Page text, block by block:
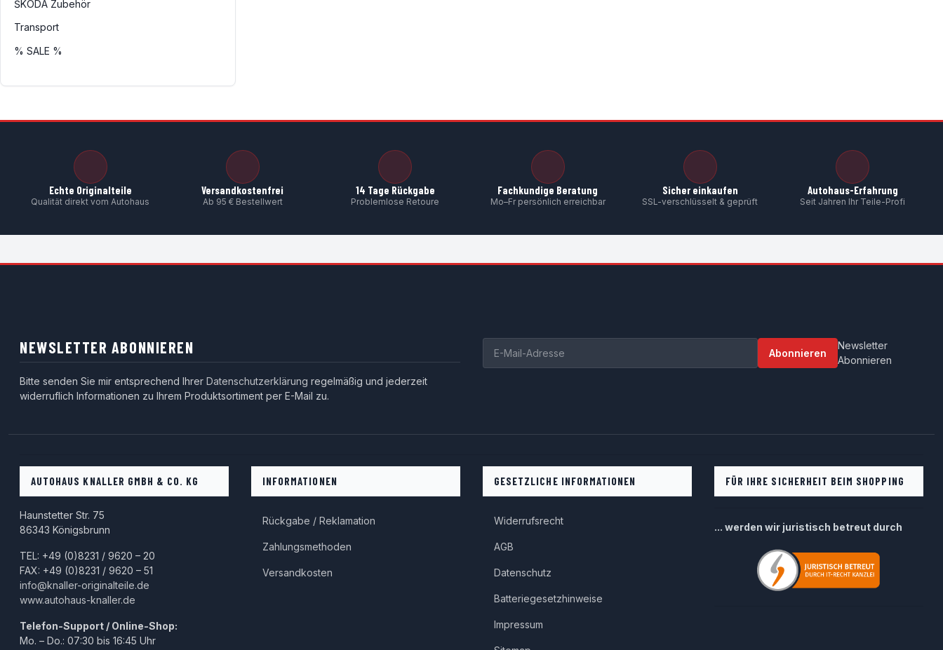
ŠKODA Zubehör
Transport
% SALE %
Echte Originalteile
Qualität direkt vom Autohaus
Versandkostenfrei
Ab 95 € Bestellwert
14 Tage Rückgabe
Problemlose Retoure
Fachkundige Beratung
Mo–Fr persönlich erreichbar
Sicher einkaufen
SSL-verschlüsselt & geprüft
Autohaus-Erfahrung
Seit Jahren Ihr Teile-Profi
NEWSLETTER ABONNIEREN
Bitte senden Sie mir entsprechend Ihrer Datenschutzerklärung regelmäßig und jederzeit
widerruflich Informationen zu Ihrem Produktsortiment per E-Mail zu.
Abonnieren
Newsletter
Abonnieren
AUTOHAUS KNALLER GMBH & CO. KG
Haunstetter Str. 75
86343 Königsbrunn
TEL: +49 (0)8231 / 9620 – 20
FAX: +49 (0)8231 / 9620 – 51
info@knaller-originalteile.de
www.autohaus-knaller.de
Telefon-Support / Online-Shop:
Mo. – Do.: 07:30 bis 16:45 Uhr
INFORMATIONEN
Rückgabe / Reklamation
Zahlungsmethoden
Versandkosten
GESETZLICHE INFORMATIONEN
Widerrufsrecht
AGB
Datenschutz
Batteriegesetzhinweise
Impressum
FÜR IHRE SICHERHEIT BEIM SHOPPING
... werden wir juristisch betreut durch